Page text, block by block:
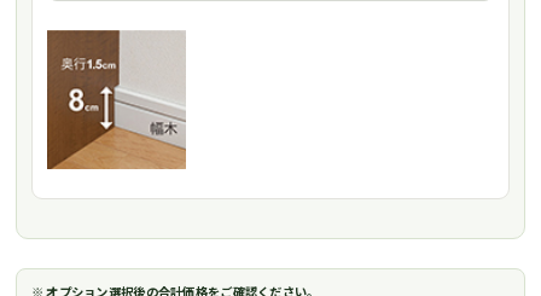
※ オプション選択後の合計価格をご確認ください。